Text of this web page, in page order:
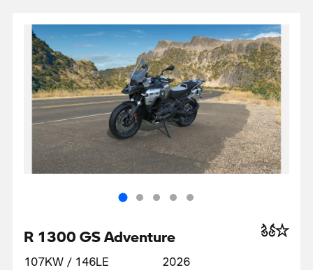
R 1300 GS Adventure
107KW / 146LE
2026